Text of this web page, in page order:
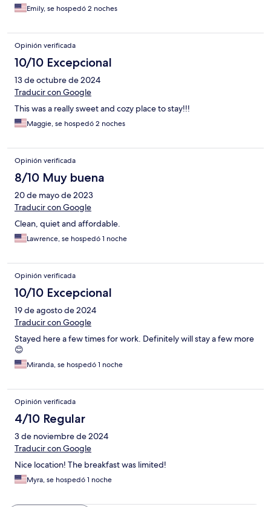
Emily, se hospedó 2 noches
Opinión verificada
10/10 Excepcional
13 de octubre de 2024
Traducir con Google
This was a really sweet and cozy place to stay!!!
Maggie, se hospedó 2 noches
Opinión verificada
8/10 Muy buena
20 de mayo de 2023
Traducir con Google
Clean, quiet and affordable.
Lawrence, se hospedó 1 noche
Opinión verificada
10/10 Excepcional
19 de agosto de 2024
Traducir con Google
Stayed here a few times for work. Definitely will stay a few more
😊
Miranda, se hospedó 1 noche
Opinión verificada
4/10 Regular
3 de noviembre de 2024
Traducir con Google
Nice location! The breakfast was limited!
Myra, se hospedó 1 noche